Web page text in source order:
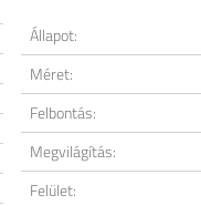
Állapot:
Méret:
Felbontás:
Megvilágítás:
Felület: